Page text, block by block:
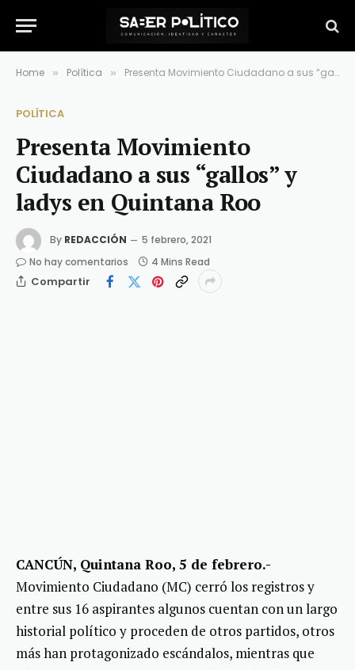
Home » Política » Presenta Movimiento Ciudadano a sus “gallos” y ladys en Quintana Roo
POLÍTICA
Presenta Movimiento
Ciudadano a sus “gallos” y
ladys en Quintana Roo
By REDACCIÓN
5 febrero, 2021
No hay comentarios
4 Mins Read
Compartir
CANCÚN, Quintana Roo, 5 de febrero.-
Movimiento Ciudadano (MC) cerró los registros y
entre sus 16 aspirantes algunos cuentan con un largo
historial político y proceden de otros partidos, otros
más han protagonizado escándalos, mientras que